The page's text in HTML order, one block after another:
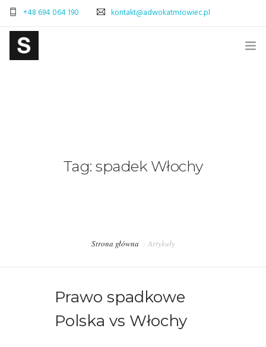
+48 694 064 190 kontakt@adwokatmrowiec.pl
Tag: spadek Włochy
Strona główna Artykuły
Prawo spadkowe
Polska vs Włochy